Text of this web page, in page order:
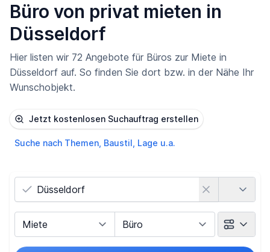
Büro von privat mieten in
Düsseldorf
Hier listen wir 72 Angebote für Büros zur Miete in
Düsseldorf auf. So finden Sie dort bzw. in der Nähe Ihr
Wunschobjekt.
Jetzt kostenlosen Suchauftrag erstellen
Suche nach Themen, Baustil, Lage u.a.